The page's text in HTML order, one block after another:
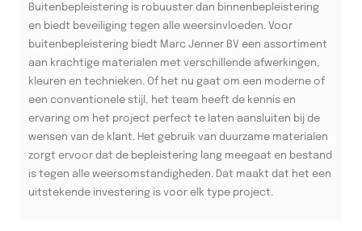
Buitenbepleistering is robuuster dan binnenbepleistering
en biedt beveiliging tegen alle weersinvloeden. Voor
buitenbepleistering biedt Marc Jenner BV een assortiment
aan krachtige materialen met verschillende afwerkingen,
kleuren en technieken. Of het nu gaat om een moderne of
een conventionele stijl, het team heeft de kennis en
ervaring om het project perfect te laten aansluiten bij de
wensen van de klant. Het gebruik van duurzame materialen
zorgt ervoor dat de bepleistering lang meegaat en bestand
is tegen alle weersomstandigheden. Dat maakt dat het een
uitstekende investering is voor elk type project.